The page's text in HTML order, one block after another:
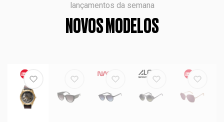
lançamentos da semana
NOVOS MODELOS